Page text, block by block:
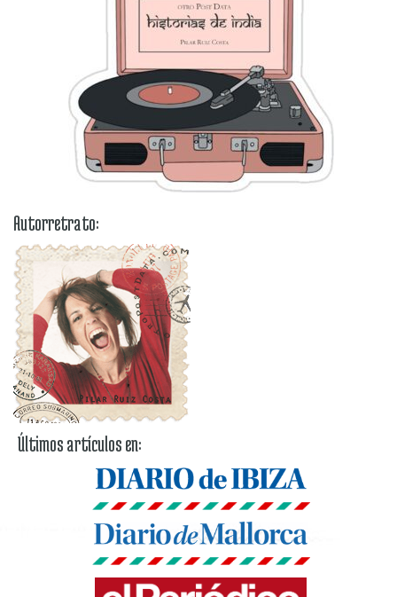
Autorretrato:
Últimos artículos en: